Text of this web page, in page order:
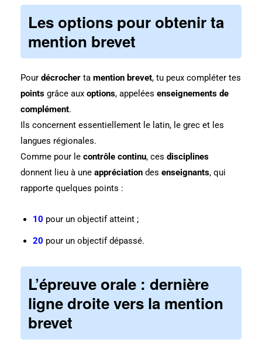
Les options pour obtenir ta
mention brevet
Pour décrocher ta mention brevet, tu peux compléter tes
points grâce aux options, appelées enseignements de
complément.
Ils concernent essentiellement le latin, le grec et les
langues régionales.
Comme pour le contrôle continu, ces disciplines
donnent lieu à une appréciation des enseignants, qui
rapporte quelques points :
10 pour un objectif atteint ;
20 pour un objectif dépassé.
L’épreuve orale : dernière
ligne droite vers la mention
brevet